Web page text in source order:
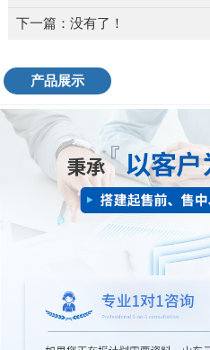
下一篇：没有了！
产品展示